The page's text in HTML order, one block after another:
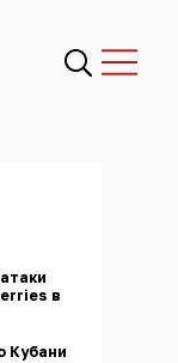
в
Кубани